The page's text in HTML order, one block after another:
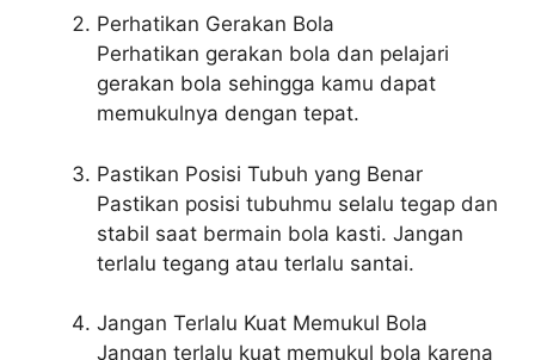
Perhatikan Gerakan Bola
Perhatikan gerakan bola dan pelajari
gerakan bola sehingga kamu dapat
memukulnya dengan tepat.
Pastikan Posisi Tubuh yang Benar
Pastikan posisi tubuhmu selalu tegap dan
stabil saat bermain bola kasti. Jangan
terlalu tegang atau terlalu santai.
Jangan Terlalu Kuat Memukul Bola
Jangan terlalu kuat memukul bola karena